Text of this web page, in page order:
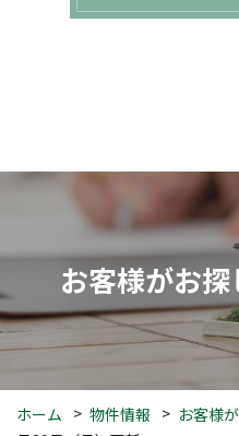
お客様がお
ホーム 物件情報 お客様